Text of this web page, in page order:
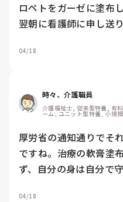
ロペトをガーゼに塗布
翌朝に看護師に申し送
04/18
時々、介護職員
介護福祉士, 従来型特養, 有
ーム, ユニット型特養, 小規
厚労省の通知通りでそ
ですね。治療の軟膏塗
ず、自分の身は自分で
04/18